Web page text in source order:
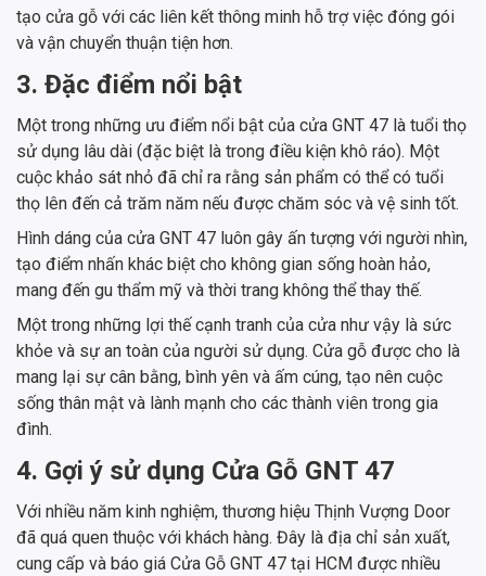
tạo cửa gỗ với các liên kết thông minh hỗ trợ việc đóng gói
và vận chuyển thuận tiện hơn.
3. Đặc điểm nổi bật
Một trong những ưu điểm nổi bật của cửa GNT 47 là tuổi thọ
sử dụng lâu dài (đặc biệt là trong điều kiện khô ráo). Một
cuộc khảo sát nhỏ đã chỉ ra rằng sản phẩm có thể có tuổi
thọ lên đến cả trăm năm nếu được chăm sóc và vệ sinh tốt.
Hình dáng của cửa GNT 47 luôn gây ấn tượng với người nhìn,
tạo điểm nhấn khác biệt cho không gian sống hoàn hảo,
mang đến gu thẩm mỹ và thời trang không thể thay thế.
Một trong những lợi thế cạnh tranh của cửa như vậy là sức
khỏe và sự an toàn của người sử dụng. Cửa gỗ được cho là
mang lại sự cân bằng, bình yên và ấm cúng, tạo nên cuộc
sống thân mật và lành mạnh cho các thành viên trong gia
đình.
4. Gợi ý sử dụng Cửa Gỗ GNT 47
Với nhiều năm kinh nghiệm, thương hiệu Thịnh Vượng Door
đã quá quen thuộc với khách hàng. Đây là địa chỉ sản xuất,
cung cấp và báo giá Cửa Gỗ GNT 47 tại HCM được nhiều